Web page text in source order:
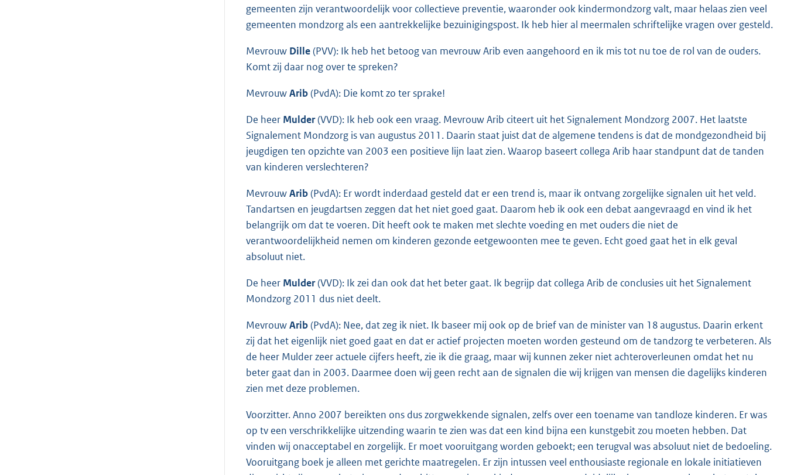
gemeenten zijn verantwoordelijk voor collectieve preventie, waaronder ook kindermondzorg valt, maar helaas zien veel
gemeenten mondzorg als een aantrekkelijke bezuinigingspost. Ik heb hier al meermalen schriftelijke vragen over gesteld.
Mevrouw Dille(PVV): Ik heb het betoog van mevrouw Arib even aangehoord en ik mis tot nu toe de rol van de ouders.
Komt zij daar nog over te spreken?
MevrouwArib(PvdA): Die komt zo ter sprake!
De heer Mulder(VVD): Ik heb ook een vraag. Mevrouw Arib citeert uit het Signalement Mondzorg 2007. Het laatste
Signalement Mondzorg is van augustus 2011. Daarin staat juist dat de algemene tendens is dat de mondgezondheid bij
jeugdigen ten opzichte van 2003 een positieve lijn laat zien. Waarop baseert collega Arib haar standpunt dat de tanden
van kinderen verslechteren?
MevrouwArib(PvdA): Er wordt inderdaad gesteld dat er een trend is, maar ik ontvang zorgelijke signalen uit het veld.
Tandartsen en jeugdartsen zeggen dat het niet goed gaat. Daarom heb ik ook een debat aangevraagd en vind ik het
belangrijk om dat te voeren. Dit heeft ook te maken met slechte voeding en met ouders die niet de
verantwoordelijkheid nemen om kinderen gezonde eetgewoonten mee te geven. Echt goed gaat het in elk geval
absoluut niet.
De heer Mulder(VVD): Ik zei dan ook dat het beter gaat. Ik begrijp dat collega Arib de conclusies uit het Signalement
Mondzorg 2011 dus niet deelt.
MevrouwArib(PvdA): Nee, dat zeg ik niet. Ik baseer mij ook op de brief van de minister van 18 augustus. Daarin erkent
zij dat het eigenlijk niet goed gaat en dat er actief projecten moeten worden gesteund om de tandzorg te verbeteren. Als
de heer Mulder zeer actuele cijfers heeft, zie ik die graag, maar wij kunnen zeker niet achteroverleunen omdat het nu
beter gaat dan in 2003. Daarmee doen wij geen recht aan de signalen die wij krijgen van mensen die dagelijks kinderen
zien met deze problemen.
Voorzitter. Anno 2007 bereikten ons dus zorgwekkende signalen, zelfs over een toename van tandloze kinderen. Er was
op tv een verschrikkelijke uitzending waarin te zien was dat een kind bijna een kunstgebit zou moeten hebben. Dat
vinden wij onacceptabel en zorgelijk. Er moet vooruitgang worden geboekt; een terugval was absoluut niet de bedoeling.
Vooruitgang boek je alleen met gerichte maatregelen. Er zijn intussen veel enthousiaste regionale en lokale initiatieven